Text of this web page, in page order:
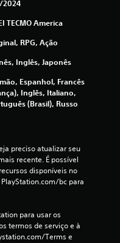
2024
TECMO America
RPG, Ação
Inglês, Japonês
Espanhol, Francês
Inglês, Italiano,
(Brasil), Russo
preciso atualizar seu
recente. É possível
disponíveis no
bc para
para usar os
termos de serviço e à
Terms e